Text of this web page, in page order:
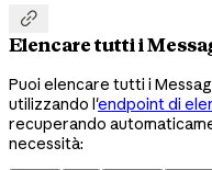

Elencare tutti i
Puoi elencare tutti i
utilizzando l'endpoint di
recuperando
necessità: